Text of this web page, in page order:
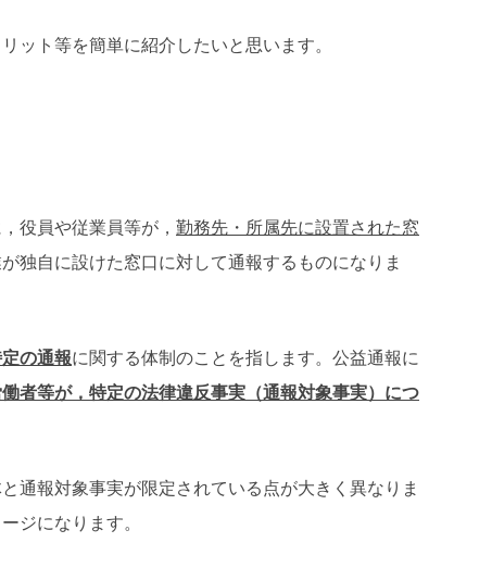
ット等を簡単に紹介したいと思います。
役員や従業員等が， 勤務先・所属先に設置された窓
独自に設けた窓口に対して通報するものになりま
の通報に関する体制のことを指します。公益通報に
者等が，特定の法律違反事実（通報対象事実）につ
通報対象事実が限定されている点が大きく異なりま
ジになります。